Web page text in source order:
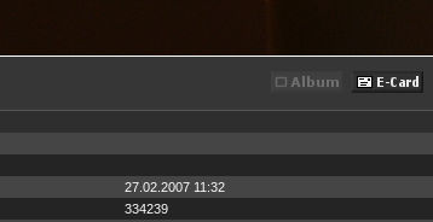
27.02.2007 11:32
334239